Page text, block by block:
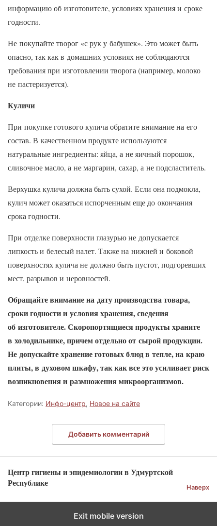
информацию об изготовителе, условиях хранения и сроке
годности.
Не покупайте творог «с рук у бабушек». Это может быть
опасно, так как в домашних условиях не соблюдаются
требования при изготовлении творога (например, молоко
не пастеризуется).
Куличи
При покупке готового кулича обратите внимание на его
состав. В качественном продукте используются
натуральные ингредиенты: яйца, а не яичный порошок,
сливочное масло, а не маргарин, сахар, а не подсластитель.
Верхушка кулича должна быть сухой. Если она подмокла,
кулич может оказаться испорченным еще до окончания
срока годности.
При отделке поверхности глазурью не допускается
липкость и белесый налет. Также на нижней и боковой
поверхностях кулича не должно быть пустот, подгоревших
мест, разрывов и неровностей.
Обращайте внимание на дату производства товара,
сроки годности и условия хранения, сведения
об изготовителе. Скоропортящиеся продукты храните
в холодильнике, причем отдельно от сырой продукции.
Не допускайте хранение готовых блюд в тепле, на краю
плиты, в духовом шкафу, так как все это усиливает риск
возникновения и размножения микроорганизмов.
Категории: Инфо-центр, Новое на сайте
Добавить комментарий
Центр гигиены и эпидемиологии в Удмуртской
Республике
Наверх
Exit mobile version